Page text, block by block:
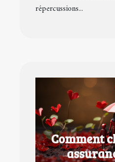
répercussions...
Comment